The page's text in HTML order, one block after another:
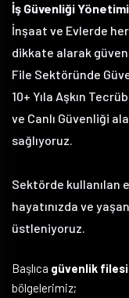
İş Güvenliği Yönetimi
İnşaat ve Evlerde
dikkate alarak
File Sektöründe
10+ Yıla Aşkın
ve Canlı Güvenliği
sağlıyoruz.
Sektörde kullanılan
hayatınızda ve
üstleniyoruz.
Başlıca güvenlik filesi
bölgelerimiz;